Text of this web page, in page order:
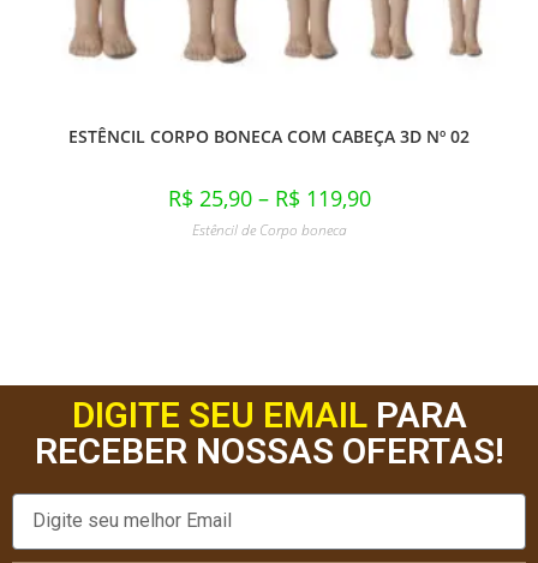
ESTÊNCIL CORPO BONECA COM CABEÇA 3D Nº 02
R$ 25,90 – R$ 119,90
Estêncil de Corpo boneca
DIGITE SEU EMAILPARA
RECEBER NOSSAS OFERTAS!